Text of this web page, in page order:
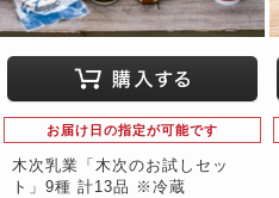
お届け日の指定が可能です
木次乳業「木次のお試しセッ
ト」9種 計13品 ※冷蔵